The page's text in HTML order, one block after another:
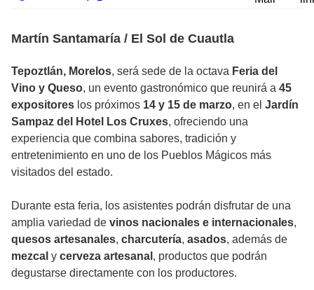
Martín Santamaría / El Sol de Cuautla
Tepoztlán, Morelos, será sede de la octava Feria del
Vino y Queso, un evento gastronómico que reunirá a 45
expositores los próximos 14 y 15 de marzo, en el Jardín
Sampaz del Hotel Los Cruxes, ofreciendo una
experiencia que combina sabores, tradición y
entretenimiento en uno de los Pueblos Mágicos más
visitados del estado.
Durante esta feria, los asistentes podrán disfrutar de una
amplia variedad de vinos nacionales e internacionales,
quesos artesanales, charcutería, asados, además de
mezcal y cerveza artesanal , productos que podrán
degustarse directamente con los productores.